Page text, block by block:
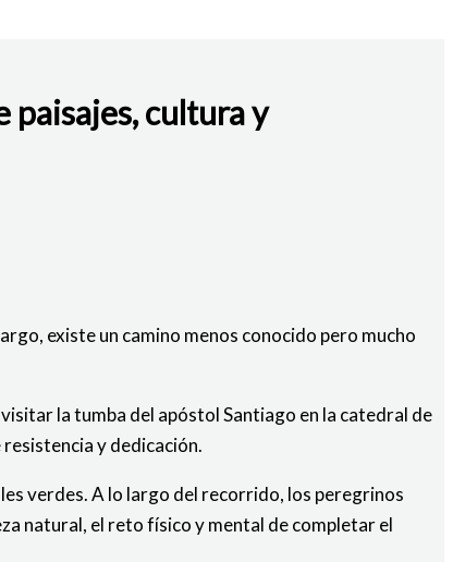
paisajes, cultura y
existe un camino menos conocido pero mucho
la tumba del apóstol Santiago en la catedral de
y dedicación.
verdes. A lo largo del recorrido, los peregrinos
natural, el reto físico y mental de completar el